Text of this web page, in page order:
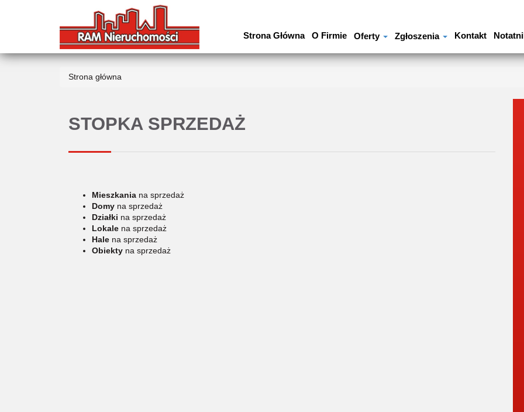
Strona Główna O Firmie Oferty Zgłoszenia Kontakt
Strona główna
STOPKA SPRZEDAŻ
Mieszkania na sprzedaż
Domy na sprzedaż
Działki na sprzedaż
Lokale na sprzedaż
Hale na sprzedaż
Obiekty na sprzedaż